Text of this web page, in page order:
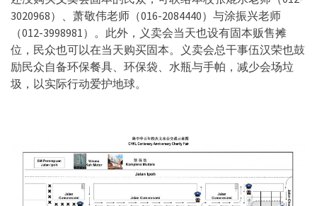
3020968）、萧敬伟老师（016-2084440）与涂振兴老师
（012-3998981）。此外，义卖会当天也设有固本贩售摊
位，民众也可以在当天购买固本。义卖会总干事伍汉荣也鼓
励民众自备环保餐具、环保袋、水瓶与手帕，减少会场垃
圾，以实际行动爱护地球。